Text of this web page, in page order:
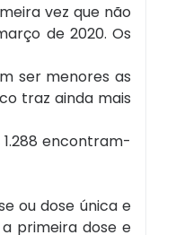
vez que não
de 2020. Os
ser menores as
traz ainda mais
1.288 encontram-
ou dose única e
primeira dose e